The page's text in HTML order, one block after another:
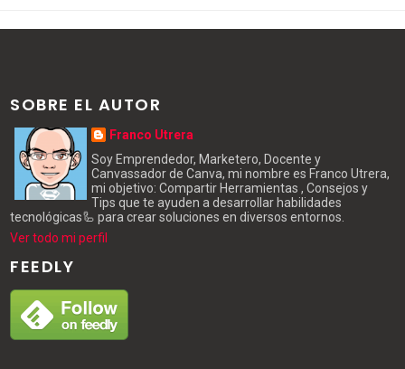
SOBRE EL AUTOR
Franco Utrera
Soy Emprendedor, Marketero, Docente y
Canvassador de Canva, mi nombre es Franco Utrera,
mi objetivo: Compartir Herramientas , Consejos y
Tips que te ayuden a desarrollar habilidades
tecnológicas🦾 para crear soluciones en diversos entornos.
Ver todo mi perfil
FEEDLY